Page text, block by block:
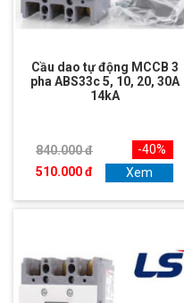
Cầu dao tự động MCCB 3
pha ABS33c 5, 10, 20, 30A
14kA
840.000 đ
510.000 đ
-40%
Xem